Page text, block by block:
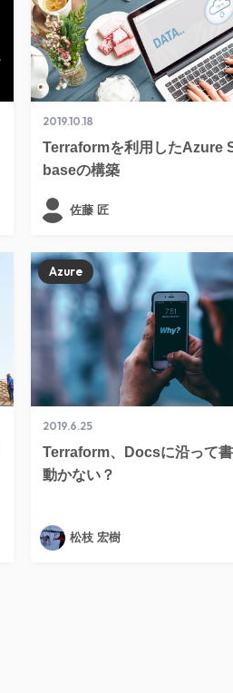
2019.10.18
Terraformを利用したAzure
baseの構築
佐藤 匠
2019.6.25
Terraform、Docsに沿って
動かない？
Azure
松枝 宏樹